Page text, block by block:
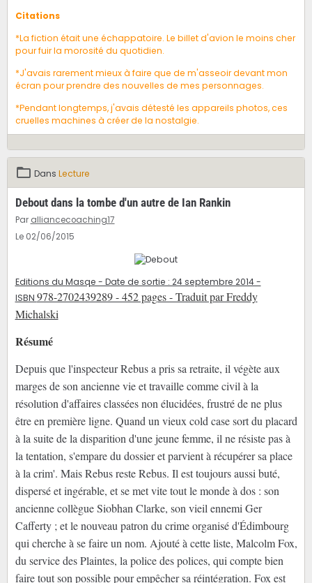
Citations
*La fiction était une échappatoire. Le billet d'avion le moins cher
pour fuir la morosité du quotidien.
*J'avais rarement mieux à faire que de m'asseoir devant mon
écran pour prendre des nouvelles de mes personnages.
*Pendant longtemps, j'avais détesté les appareils photos, ces
cruelles machines à créer de la nostalgie.
Dans Lecture
Debout dans la tombe d'un autre de Ian Rankin
Par alliancecoaching17
Le 02/06/2015
Editions du Masqe - Date de sortie : 24 septembre 2014 -
ISBN 978-2702439289 - 452 pages - Traduit par Freddy
Michalski
Résumé
Depuis que l'inspecteur Rebus a pris sa retraite, il végète aux
marges de son ancienne vie et travaille comme civil à la
résolution d'affaires classées non élucidées, frustré de ne plus
être en première ligne. Quand un vieux cold case sort du placard
à la suite de la disparition d'une jeune femme, il ne résiste pas à
la tentation, s'empare du dossier et parvient à récupérer sa place
à la crim'. Mais Rebus reste Rebus. Il est toujours aussi buté,
dispersé et ingérable, et se met vite tout le monde à dos : son
ancienne collègue Siobhan Clarke, son vieil ennemi Ger
Cafferty ; et le nouveau patron du crime organisé d'Édimbourg
qui cherche à se faire un nom. Ajouté à cette liste, Malcolm Fox,
du service des Plaintes, la police des polices, qui compte bien
faire tout son possible pour empêcher sa réintégration. Fox est